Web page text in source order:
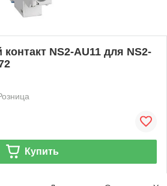
NS2-AU11 для NS2-
Купить